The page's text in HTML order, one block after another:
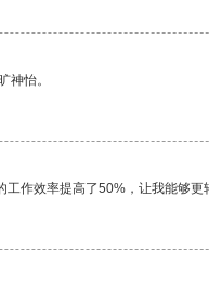
神怡。
作效率提高了50%，让我能够更